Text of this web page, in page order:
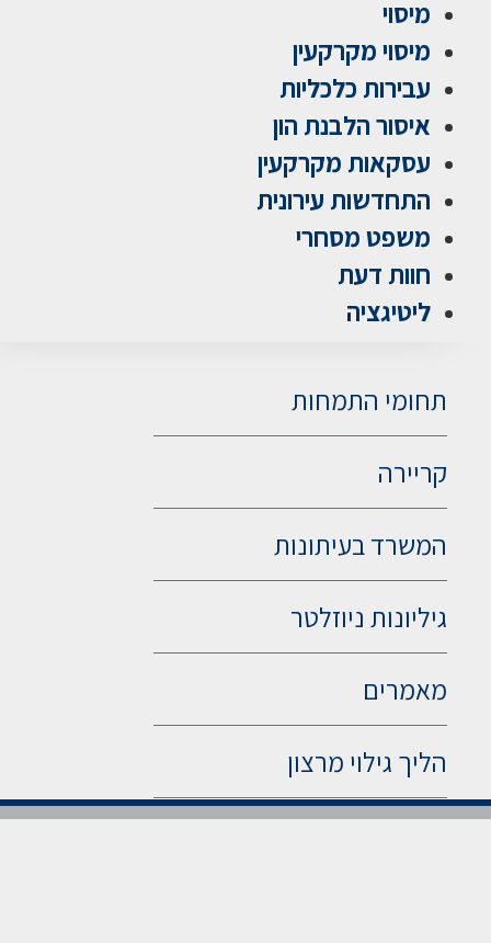
מיסוי
מיסוי מקרקעין
עבירות כלכליות
איסור הלבנת הון
עסקאות מקרקעין
התחדשות עירונית
משפט מסחרי
חוות דעת
ליטיגציה
תחומי התמחות
קריירה
המשרד בעיתונות
גיליונות ניוזלטר
מאמרים
הליך גילוי מרצון